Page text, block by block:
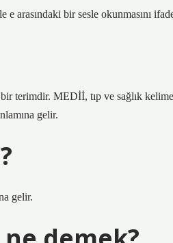
arasındaki bir sesle okunmasını
terimdir. MEDİİ, tıp ve sağlık
gelir.
gelir.